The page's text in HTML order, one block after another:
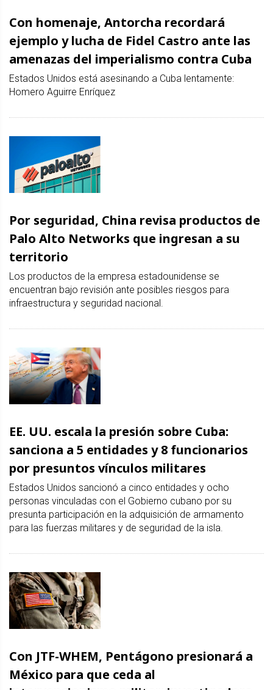
Con homenaje, Antorcha recordará
ejemplo y lucha de Fidel Castro ante las
amenazas del imperialismo contra Cuba
Estados Unidos está asesinando a Cuba lentamente:
Homero Aguirre Enríquez
Por seguridad, China revisa productos de
Palo Alto Networks que ingresan a su
territorio
Los productos de la empresa estadounidense se
encuentran bajo revisión ante posibles riesgos para
infraestructura y seguridad nacional.
EE. UU. escala la presión sobre Cuba:
sanciona a 5 entidades y 8 funcionarios
por presuntos vínculos militares
Estados Unidos sancionó a cinco entidades y ocho
personas vinculadas con el Gobierno cubano por su
presunta participación en la adquisición de armamento
para las fuerzas militares y de seguridad de la isla.
Con JTF-WHEM, Pentágono presionará a
México para que ceda al